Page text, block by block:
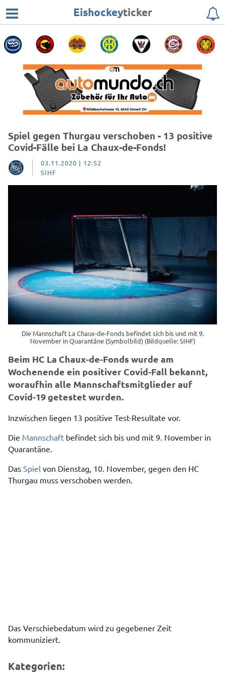
Eishockeyticker
Spiel gegen Thurgau verschoben - 13 positive
Covid-Fälle bei La Chaux-de-Fonds!
03.11.2020 | 12:52
SIHF
Die Mannschaft La Chaux-de-Fonds befindet sich bis und mit 9.
November in Quarantäne (Symbolbild) (Bildquelle: SIHF)
Beim HC La Chaux-de-Fonds wurde am
Wochenende ein positiver Covid-Fall bekannt,
woraufhin alle Mannschaftsmitglieder auf
Covid-19 getestet wurden.
Inzwischen liegen 13 positive Test-Resultate vor.
Die Mannschaft befindet sich bis und mit 9. November in
Quarantäne.
Das Spiel von Dienstag, 10. November, gegen den HC
Thurgau muss verschoben werden.
Das Verschiebedatum wird zu gegebener Zeit
kommuniziert.
Kategorien: